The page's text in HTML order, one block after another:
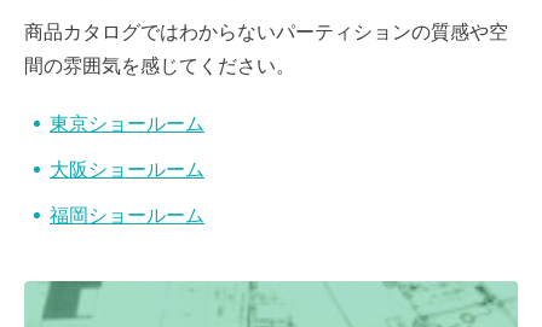
商品カタログではわからないパーティションの質感や空
間の雰囲気を感じてください。
東京ショールーム
大阪ショールーム
福岡ショールーム